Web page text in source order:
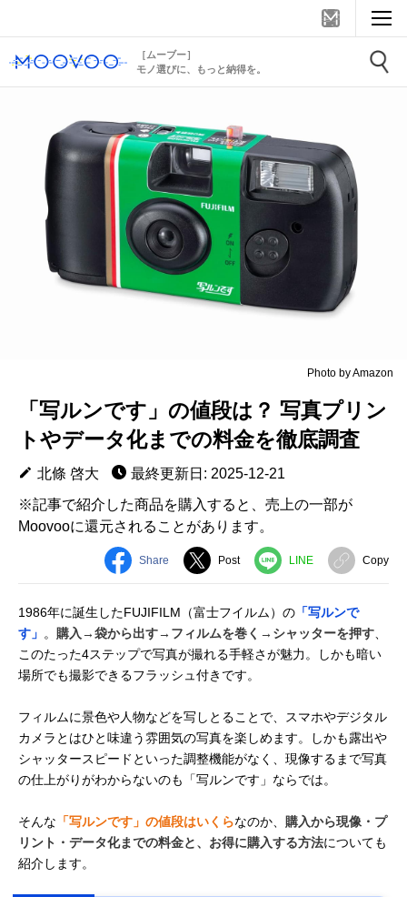
［ムーブー］
モノ選びに、もっと納得を。
Photo by Amazon
「写ルンです」の値段は？ 写真プリン
トやデータ化までの料金を徹底調査
北條 啓大
最終更新日: 2025-12-21
※記事で紹介した商品を購入すると、売上の一部が
Moovooに還元されることがあります。
Share Post LINE Copy
1986年に誕生したFUJIFILM（富士フイルム）の 「写ルンで
す」 。 購入→袋から出す→フィルムを巻く→シャッターを押す
このたった4ステップで写真が撮れる手軽さが魅力。しかも暗い
場所でも撮影できるフラッシュ付きです。
フィルムに景色や人物などを写しとることで、スマホやデジタル
カメラとはひと味違う雰囲気の写真を楽しめます。しかも露出や
シャッタースピードといった調整機能がなく、現像するまで写真
の仕上がりがわからないのも「写ルンです」ならでは。
そんな 「写ルンです」の値段はいくらなのか、
購入から現像・プ
リント・データ化までの料金と、お得に購入する方法についても
紹介します。